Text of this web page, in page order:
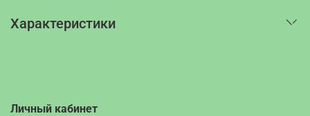
Характеристики
Личный кабинет